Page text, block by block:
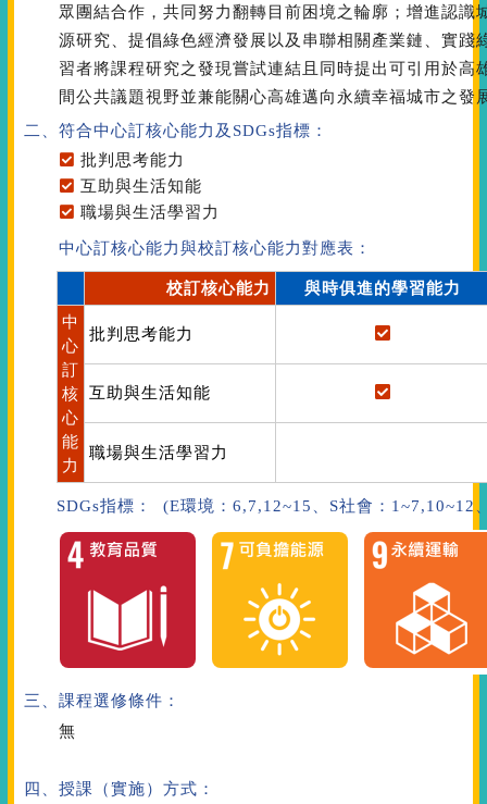
眾團結合作，共同努力翻轉目前困境之輪廓；增進認識
源研究、提倡綠色經濟發展以及串聯相關產業鏈、實踐
習者將課程研究之發現嘗試連結且同時提出可引用於高
間公共議題視野並兼能關心高雄邁向永續幸福城市之發
二、符合中心訂核心能力 及SDGs指標 ：
批判思考能力
互助與生活知能
職場與生活學習力
中心訂核心能力與校訂核心能力對應表：
校訂核心能力
與時俱進的學習能力
中
心
訂
核
心
能
力
批判思考能力
互助與生活知能
職場與生活學習力
SDGs指標： (E環境：6,7,12~15、S社會：
三、課程選修條件：
無
四、授課（實施）方式：